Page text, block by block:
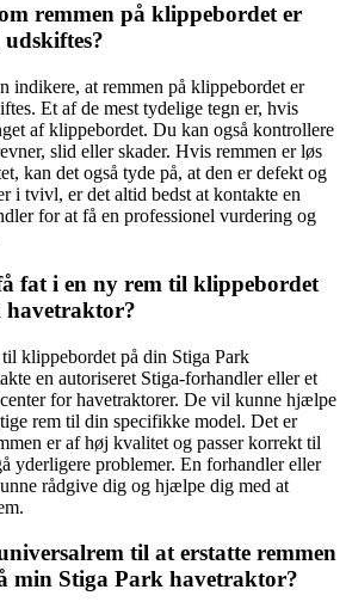
remmen på klippebordet er
indikere, at remmen på klippebordet er
Et af de mest tydelige tegn er, hvis
af klippebordet. Du kan også kontrollere
slid eller skader. Hvis remmen er løs
kan det også tyde på, at den er defekt og
i tvivl, er det altid bedst at kontakte en
for at få en professionel vurdering og
fat i en ny rem til klippebordet
havetraktor?
klippebordet på din Stiga Park
en autoriseret Stiga-forhandler eller et
for havetraktorer. De vil kunne hjælpe
rem til din specifikke model. Det er
er af høj kvalitet og passer korrekt til
yderligere problemer. En forhandler eller
rådgive dig og hjælpe dig med at
til at erstatte remmen
min Stiga Park havetraktor?